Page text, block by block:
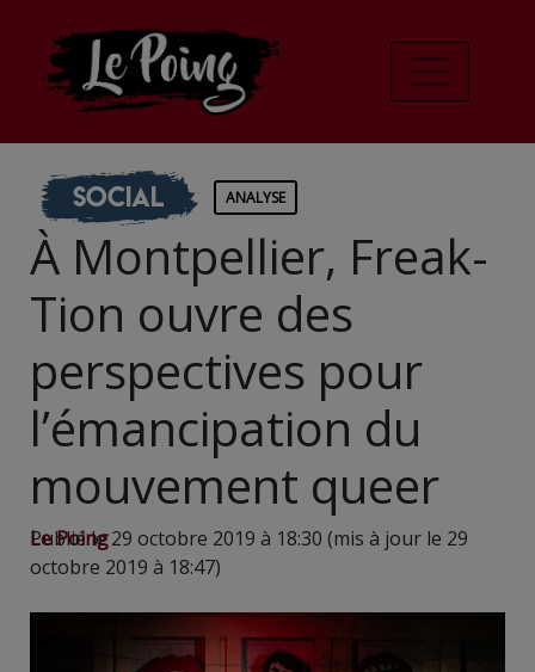
Social ANALYSE
À Montpellier, Freak-
Tion ouvre des
perspectives pour
l’émancipation du
mouvement queer
Le Poing
Publié le 29 octobre 2019 à 18:30 (mis à jour le 29
octobre 2019 à 18:47)